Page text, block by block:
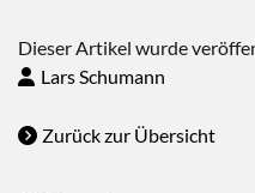
Dieser Artikel wurde
Lars Schumann
Zurück zur Übersicht